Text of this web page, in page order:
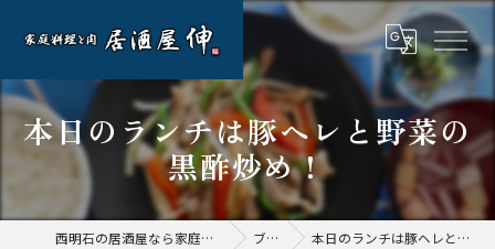
本日のランチは豚ヘレと野菜の
黒酢炒め！
西明石の居酒屋なら家庭料理と肉 居酒屋 伸 ブログ 本日のランチは豚ヘレと野菜の黒酢炒め！